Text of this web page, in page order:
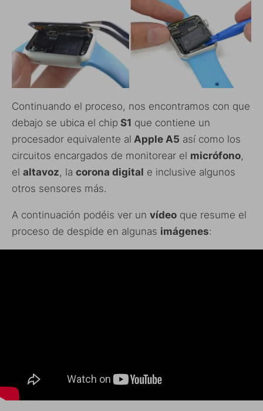
Continuando el proceso, nos encontramos con que
debajo se ubica el chip S1 que contiene un
procesador equivalente al Apple A5 así como los
circuitos encargados de monitorear el micrófono,
el altavoz, la corona digital e inclusive algunos
otros sensores más.
A continuación podéis ver un vídeo que resume el
proceso de despide en algunas imágenes: